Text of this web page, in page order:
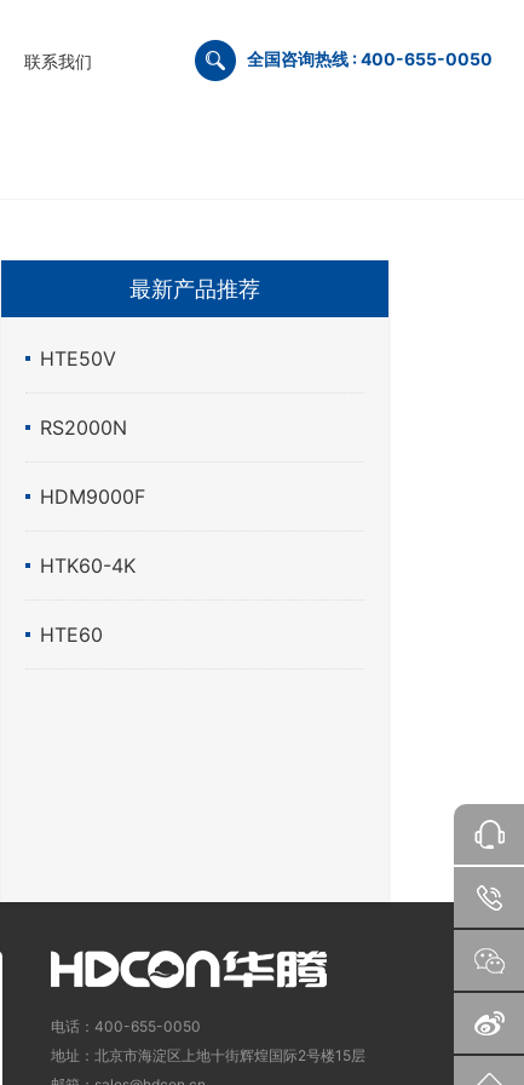
联系我们 全国咨询热线 : 400-655-0050
最新产品推荐
HTE50V
RS2000N
HDM9000F
HTK60-4K
HTE60
电话：400-655-0050
地址：北京市海淀区上地十街辉煌国际2号楼15层